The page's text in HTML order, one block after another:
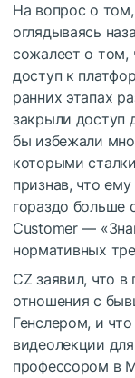
На вопрос о
оглядываясь
сожалеет о том,
доступ к
ранних этапах
закрыли доступ
бы избежали
которыми
признав, что
гораздо больше
Customer —
нормативных
CZ заявил, что
отношения с
Генслером, и
видеолекции
профессором в